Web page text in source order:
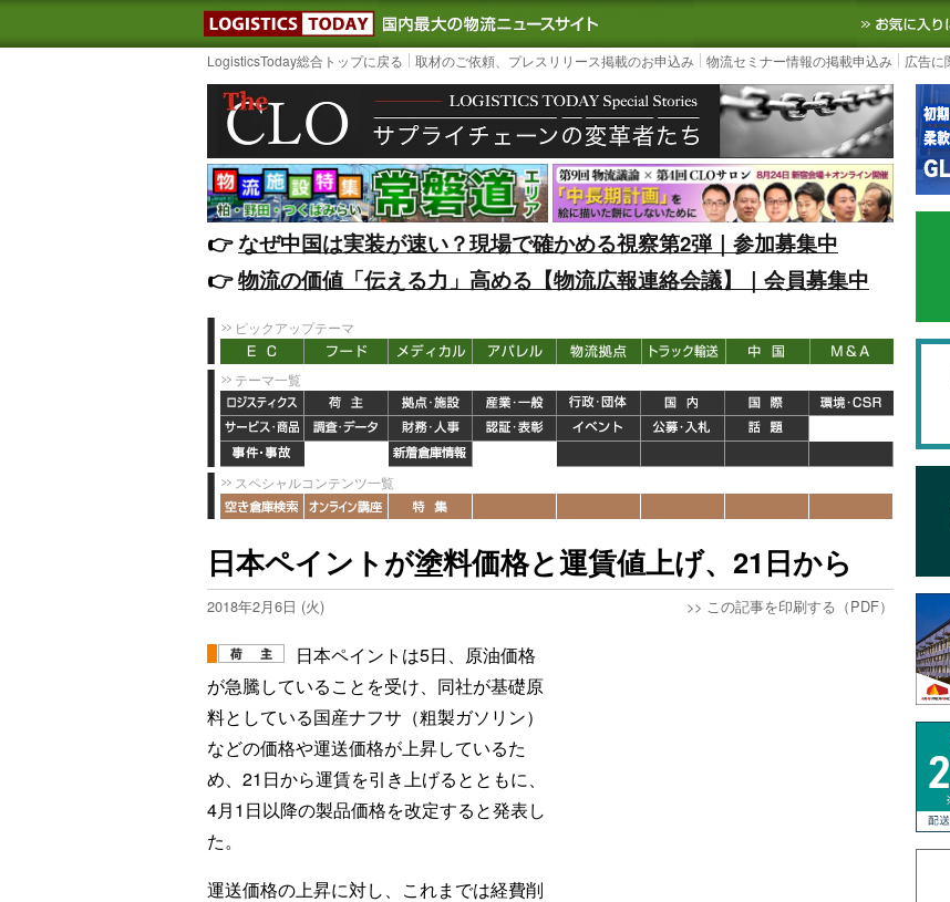
LOGISTICS TODAY｜国内最大の物流ニュースサイト3PL, SCMなど国内外の最新
LogisticsToday総合トップに戻る 取材のご依頼、プレスリリース掲載のお申込み 物流セミナー情報の掲載申込み 広告に
👉️なぜ中国は実装が速い？現場で確かめる視察第2弾｜参加募集中
👉️物流の価値「伝える力」高める【物流広報連絡会議】｜会員募集中
ピックアップテーマ
テーマ一覧
スペシャルコンテンツ一覧
日本ペイントが塗料価格と運賃値上げ、21日から
2018年2月6日 (火) >> この記事を印刷する（PDF）
日本ペイントは5日、原油価格
が急騰していることを受け、同社が基礎原
料としている国産ナフサ（粗製ガソリン）
などの価格や運送価格が上昇しているた
め、21日から運賃を引き上げるとともに、
4月1日以降の製品価格を改定すると発表し
た。
運送価格の上昇に対し、これまでは経費削